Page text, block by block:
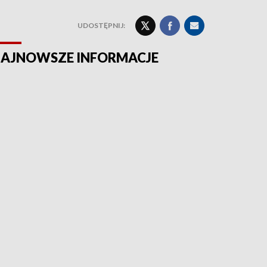
UDOSTĘPNIJ:
INFORMACJE